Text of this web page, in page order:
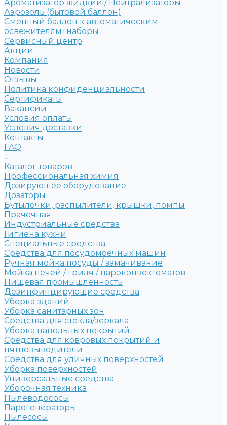
Ароматизатор жидкий / Нейтрализаторы
Аэрозоль (бытовой баллон)
Сменный баллон к автоматическим
освежителям+наборы
Сервисный центр
Акции
Компания
Новости
Отзывы
Политика конфиденциальности
Сертификаты
Вакансии
Условия оплаты
Условия доставки
Контакты
FAQ
...
Каталог товаров
Профессиональная химия
Дозирующее оборудование
Дозаторы
Бутылочки, распылители, крышки, помпы
Прачечная
Индустриальные средства
Гигиена кухни
Специальные средства
Средства для посудомоечных машин
Ручная мойка посуды / замачивание
Мойка печей / гриля / пароконвектоматов
Пищевая промышленность
Дезинфинцирующие средства
Уборка зданий
Уборка санитарных зон
Средства для стекла/зеркала
Уборка напольных покрытий
Средства для ковровых покрытий и
пятновыводители
Средства для уличных поверхностей
Уборка поверхностей
Универсальные средства
Уборочная техника
Пылеводососы
Парогенераторы
Пылесосы